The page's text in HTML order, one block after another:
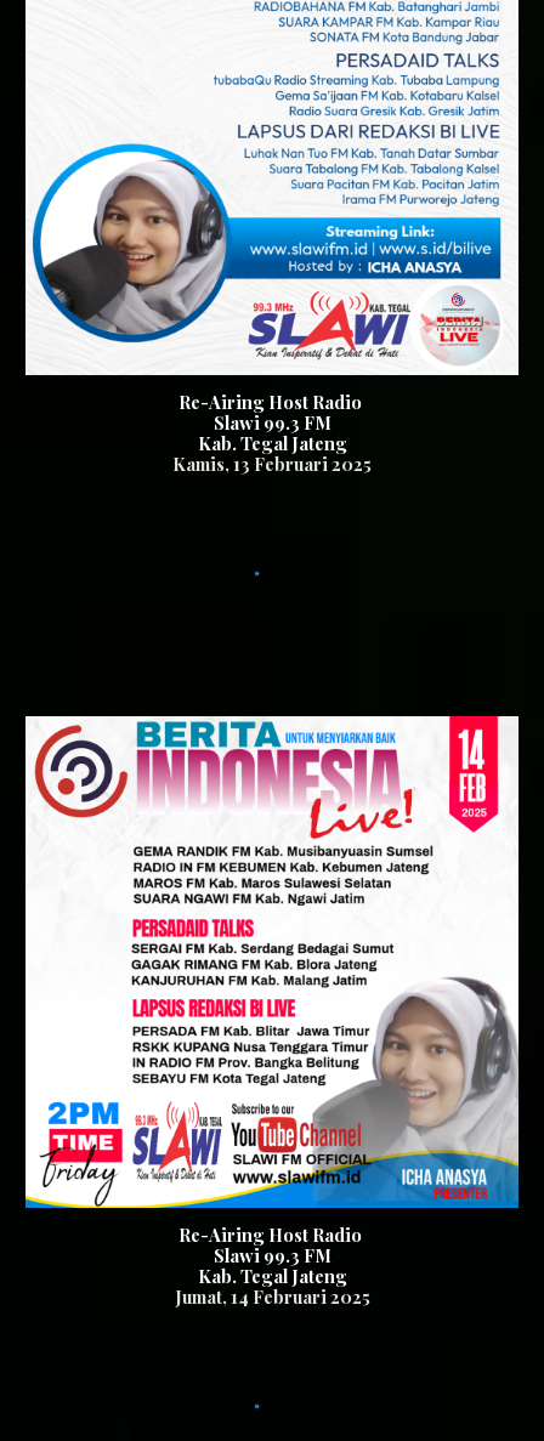
Re-Airing Host Radio
Slawi 99.3 FM
Kab. Tegal Jateng
Kamis, 13 Februari 2025
Re-Airing Host Radio
Slawi 99.3 FM
Kab. Tegal Jateng
Jumat, 14 Februari 2025